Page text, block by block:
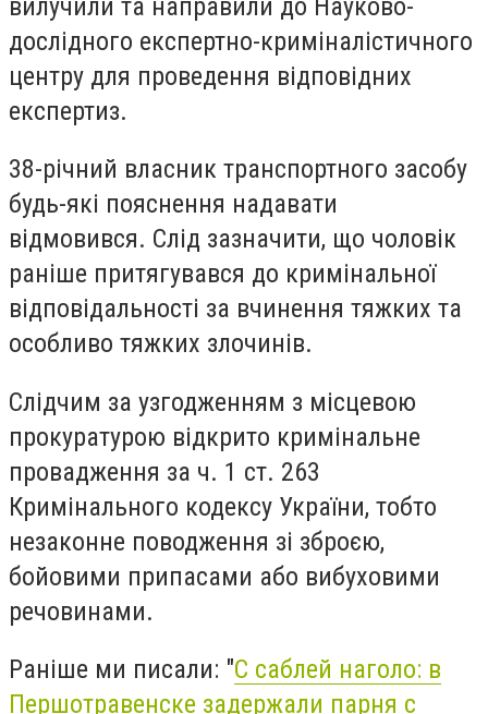
дослідного експертно-криміналістичного
центру для проведення відповідних
експертиз.
38-річний власник транспортного засобу
будь-які пояснення надавати
відмовився. Слід зазначити, що чоловік
раніше притягувався до кримінальної
відповідальності за вчинення тяжких та
особливо тяжких злочинів.
Слідчим за узгодженням з місцевою
прокуратурою відкрито кримінальне
провадження за ч. 1 ст. 263
Кримінального кодексу України, тобто
незаконне поводження зі зброєю,
бойовими припасами або вибуховими
речовинами.
Раніше ми писали: "С саблей наголо: в
Першотравенске задержали парня с